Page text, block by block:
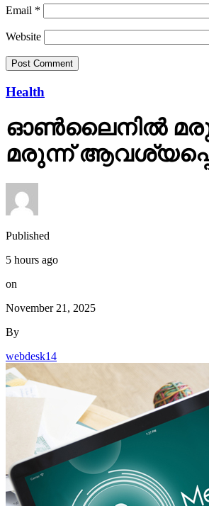
Email *
Website
Health
ഓണ്‍ലൈനില്‍
മരുന്ന്
Published
5 hours ago
on
November 21, 2025
By
webdesk14